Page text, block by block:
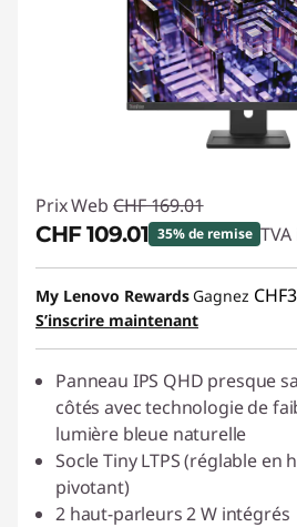
Prix Web CHF 169.01
CHF 109.01 35% de remise
Bons de réduction en ligne :-
Code de réduction :
My Lenovo Rewards Gagnez CHF3
S’inscrire maintenant
Panneau IPS QHD presque
côtés avec technologie de
lumière bleue naturelle
Socle Tiny LTPS (réglable en
pivotant)
2 haut-parleurs 2 W intégrés